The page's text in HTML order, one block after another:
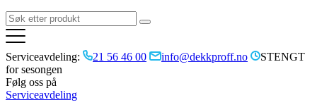
Serviceavdeling: 21 56 46 00 info@dekkproff.no
STENGT
for sesongen
Følg oss på
Serviceavdeling